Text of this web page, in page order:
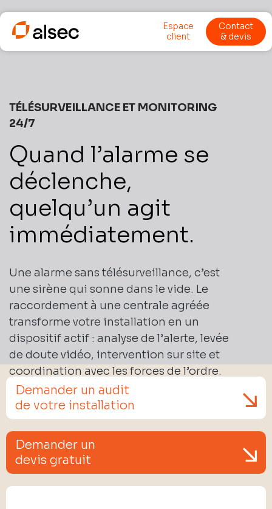
Espace
client
Contact
& devis
TÉLÉSURVEILLANCE ET MONITORING
24/7
Quand l’alarme se
déclenche,
quelqu’un agit
immédiatement.
Une alarme sans télésurveillance, c’est
une sirène qui sonne dans le vide. Le
raccordement à une centrale agréée
transforme votre installation en un
dispositif actif : analyse de l’alerte, levée
de doute vidéo, intervention sur site et
coordination avec les forces de l’ordre.
Demander un audit
de votre installation
Demander un
devis gratuit